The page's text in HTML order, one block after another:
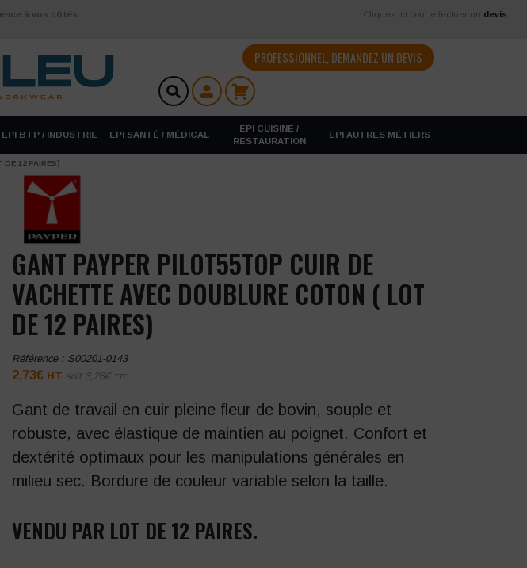
à vos côtés Cliquez ici pour effectuer un devis
PROFESSIONNEL, DEMANDEZ UN DEVIS
EPI BTP / INDUSTRIE EPI SANTÉ / MÉDICAL
EPI CUISINE /
RESTAURATION
EPI AUTRES MÉTIERS
DE 12 PAIRES)
GANT PAYPER PILOT55TOP CUIR DE
VACHETTE AVEC DOUBLURE COTON ( LOT
DE 12 PAIRES)
Référence : S00201-0143
2,73€ HT soit 3,28€ TTC
Gant de travail en cuir pleine fleur de bovin, souple et
robuste, avec élastique de maintien au poignet. Confort et
dextérité optimaux pour les manipulations générales en
milieu sec. Bordure de couleur variable selon la taille.
VENDU PAR LOT DE 12 PAIRES.